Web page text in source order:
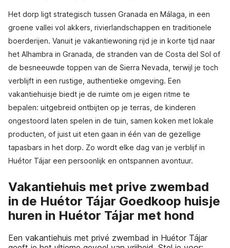
Het dorp ligt strategisch tussen Granada en Málaga, in een
groene vallei vol akkers, rivierlandschappen en traditionele
boerderijen. Vanuit je vakantiewoning rijd je in korte tijd naar
het Alhambra in Granada, de stranden van de Costa del Sol of
de besneeuwde toppen van de Sierra Nevada, terwijl je toch
verblijft in een rustige, authentieke omgeving. Een
vakantiehuisje biedt je de ruimte om je eigen ritme te
bepalen: uitgebreid ontbijten op je terras, de kinderen
ongestoord laten spelen in de tuin, samen koken met lokale
producten, of juist uit eten gaan in één van de gezellige
tapasbars in het dorp. Zo wordt elke dag van je verblijf in
Huétor Tájar een persoonlijk en ontspannen avontuur.
Vakantiehuis met prive zwembad
in de Huétor Tájar Goedkoop huisje
huren in Huétor Tájar met hond
Een vakantiehuis met privé zwembad in Huétor Tájar